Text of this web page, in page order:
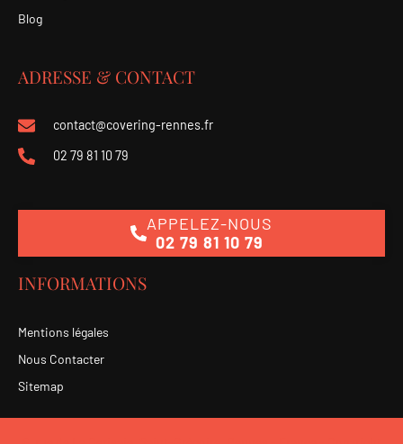
Blog
ADRESSE & CONTACT
contact@covering-rennes.fr
02 79 81 10 79
APPELEZ-NOUS
02 79 81 10 79
INFORMATIONS
Mentions légales
Nous Contacter
Sitemap